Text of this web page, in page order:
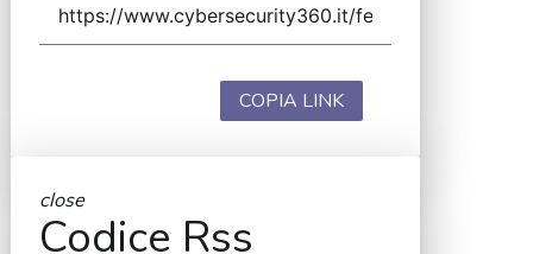
COPIA LINK
close
Codice Rss